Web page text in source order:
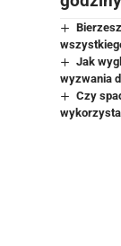
Jak
wyzwania
Czy